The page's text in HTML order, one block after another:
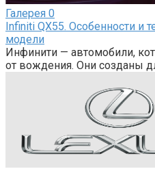
Галерея 0
Infiniti QX55. Особенности и
модели
Инфинити — автомобили,
от вождения. Они созданы